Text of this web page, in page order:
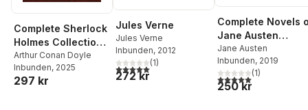
Complete Sherlock
Holmes Collection
(Deluxe
Leatherbound
Edition)
Arthur Conan Doyle
Inbunden, 2025
297 kr
Jules Verne
Jules Verne
Inbunden, 2012
5,0utav 5 stjärnor. Totalt antal röster:
(1)
272 kr
Complete Novels
Jane Austen
(Deluxe
Leatherbound
Edition)
Jane Austen
Inbunden, 2019
5,0utav 5 stjärnor.
(1)
250 kr